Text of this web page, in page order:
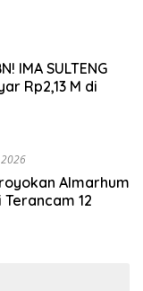
IMA SULTENG
Rp2,13 M di
Almarhum
12